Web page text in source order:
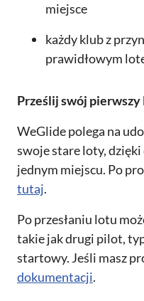
miejsce
każdy klub z
prawidłowym
Prześlij swój pierwszy
WeGlide polega na
swoje stare loty, dzięki
jednym miejscu. Po
tutaj.
Po przesłaniu lotu
takie jak drugi pilot,
startowy. Jeśli masz
dokumentacji.